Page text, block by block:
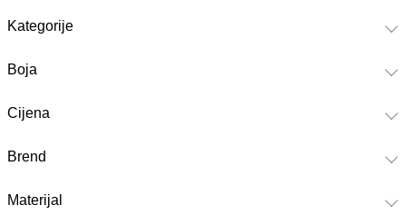
Kategorije
Boja
Cijena
Brend
Materijal